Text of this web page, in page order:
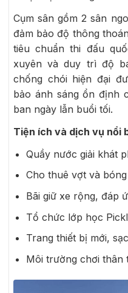
Cụm sân gồm 2 sân
đảm bảo độ thông
tiêu chuẩn thi đấu
xuyên và duy trì độ
chống chói hiện đại
bảo ánh sáng ổn định
ban ngày lẫn buổi tối.
Tiện ích và dịch vụ nổi
Quầy nước giải khát
Cho thuê vợt và
Bãi giữ xe rộng, đáp
Tổ chức lớp học
Trang thiết bị mới,
Môi trường chơi thân